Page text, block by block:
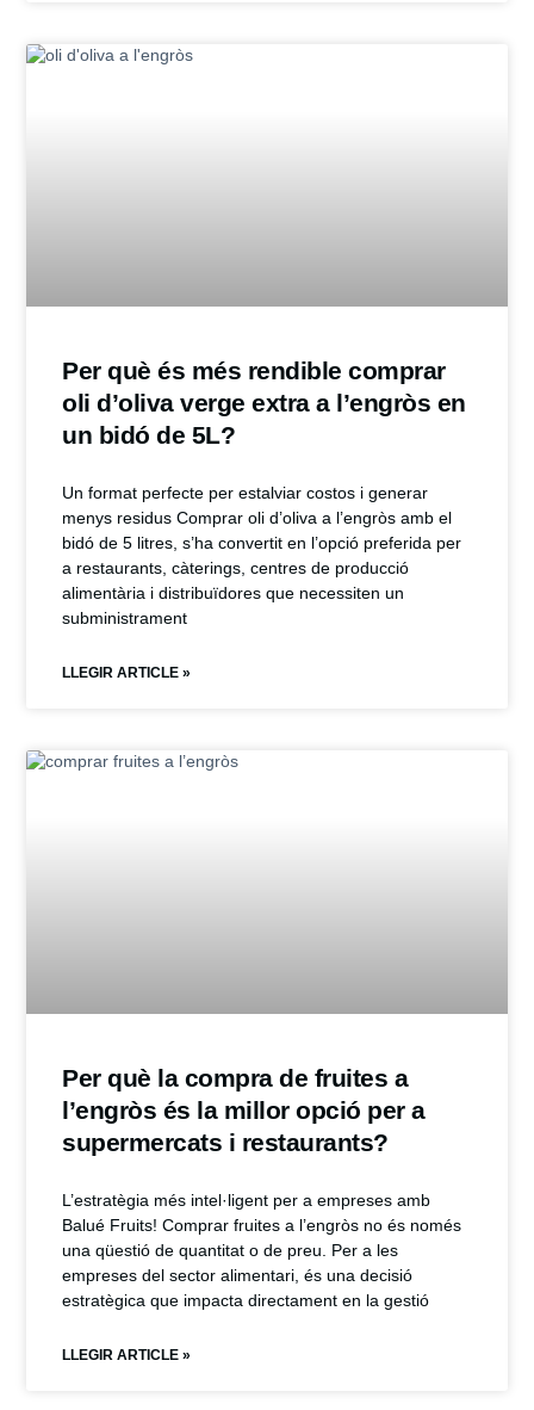
Per què és més rendible comprar
oli d’oliva verge extra a l’engròs en
un bidó de 5L?
Un format perfecte per estalviar costos i generar
menys residus Comprar oli d’oliva a l’engròs amb el
bidó de 5 litres, s’ha convertit en l’opció preferida per
a restaurants, càterings, centres de producció
alimentària i distribuïdores que necessiten un
subministrament
LLEGIR ARTICLE »
Per què la compra de fruites a
l’engròs és la millor opció per a
supermercats i restaurants?
L’estratègia més intel·ligent per a empreses amb
Balué Fruits! Comprar fruites a l’engròs no és només
una qüestió de quantitat o de preu. Per a les
empreses del sector alimentari, és una decisió
estratègica que impacta directament en la gestió
LLEGIR ARTICLE »